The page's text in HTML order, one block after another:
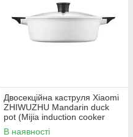
Двосекційна каструля Xiaomi
ZHIWUZHU Mandarin duck
pot (Mijia induction cooker
special)
В наявності